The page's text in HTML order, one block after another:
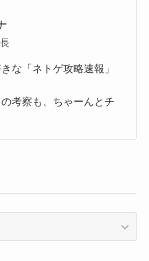
な「ネトゲ攻略速報」
考察も、ちゃーんとチ